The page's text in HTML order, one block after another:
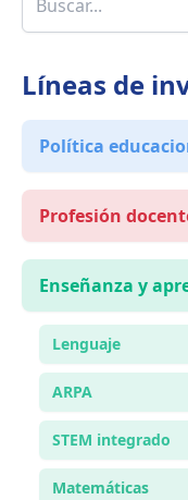
Líneas de
Política
Profesión
Enseñanza y
Lenguaje
ARPA
STEM integrado
Matemáticas